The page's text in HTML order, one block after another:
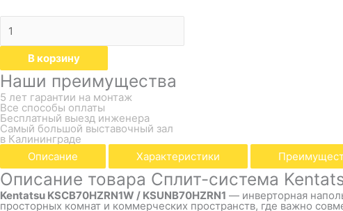
В корзину
Наши преимущества
5 лет гарантии на монтаж
Все способы оплаты
Бесплатный выезд инженера
Самый большой выставочный зал
в Калининграде
Описание
Характеристики
Описание товара Сплит-система
Kentatsu KSCB70HZRN1W / KSUNB70HZRN1 — инверторная
просторных комнат и коммерческих пространств, где важно